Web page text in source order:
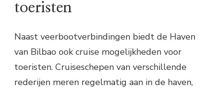
toeristen
Naast veerbootverbindingen biedt de Haven
van Bilbao ook cruise mogelijkheden voor
toeristen. Cruiseschepen van verschillende
rederijen meren regelmatig aan in de haven,